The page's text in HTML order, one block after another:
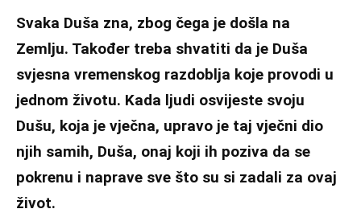
Svaka Duša zna, zbog čega je došla na
Zemlju. Također treba shvatiti da je Duša
svjesna vremenskog razdoblja koje provodi u
jednom životu. Kada ljudi osvijeste svoju
Dušu, koja je vječna, upravo je taj vječni dio
njih samih, Duša, onaj koji ih poziva da se
pokrenu i naprave sve što su si zadali za ovaj
život.